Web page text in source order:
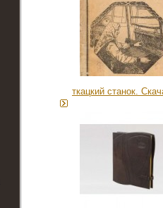
ткацкий станок.